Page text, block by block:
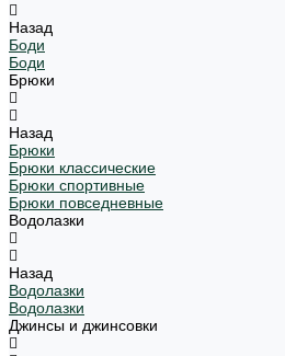
Назад
Боди
Боди
Брюки
Назад
Брюки
Брюки классические
Брюки спортивные
Брюки повседневные
Водолазки
Назад
Водолазки
Водолазки
Джинсы и джинсовки